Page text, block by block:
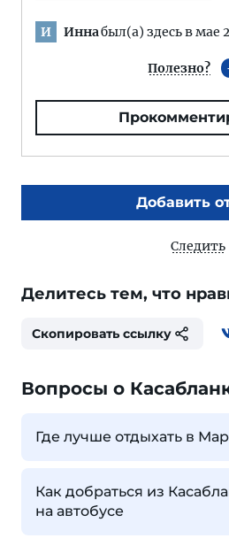
И Иннабыл(а) здесь в мае
Полезно?
Добавить
Следить
Делитесь тем, что
Скопировать ссылку
Вопросы о
Где лучше отдыхать в
Как добраться из
на автобусе